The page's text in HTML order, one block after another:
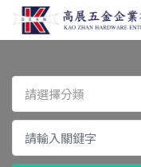
請選擇分類